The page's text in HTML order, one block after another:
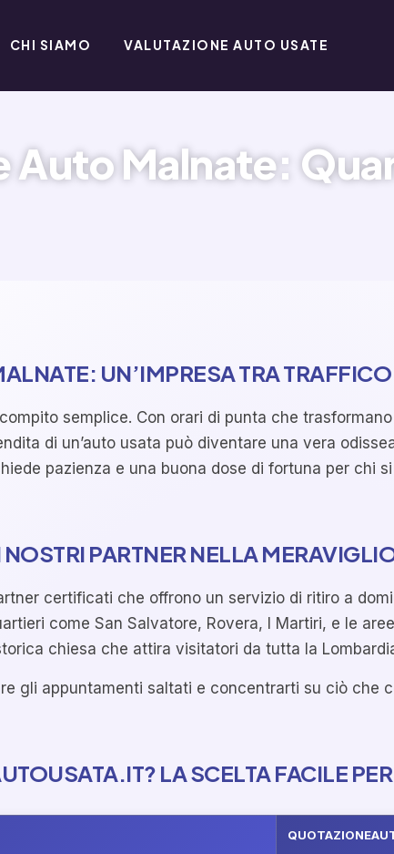
CHI SIAMO VALUTAZIONE AUTO USATE
Malnate:
UN’IMPRESA TRA
semplice. Con orari di punta che
di un’auto usata può diventare una vera
pazienza e una buona dose di fortuna per chi
PARTNER NELLA
certificati che offrono un servizio di ritiro a
come San Salvatore, Rovera, I Martiri, e le
chiesa che attira visitatori da tutta la
gli appuntamenti saltati e concentrarti su ciò che
LA SCELTA FACILE